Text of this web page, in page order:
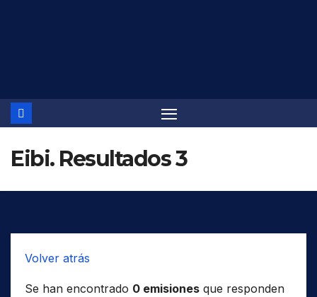
Eibi. Resultados 3
Volver atrás
Se han encontrado 0 emisiones que responden